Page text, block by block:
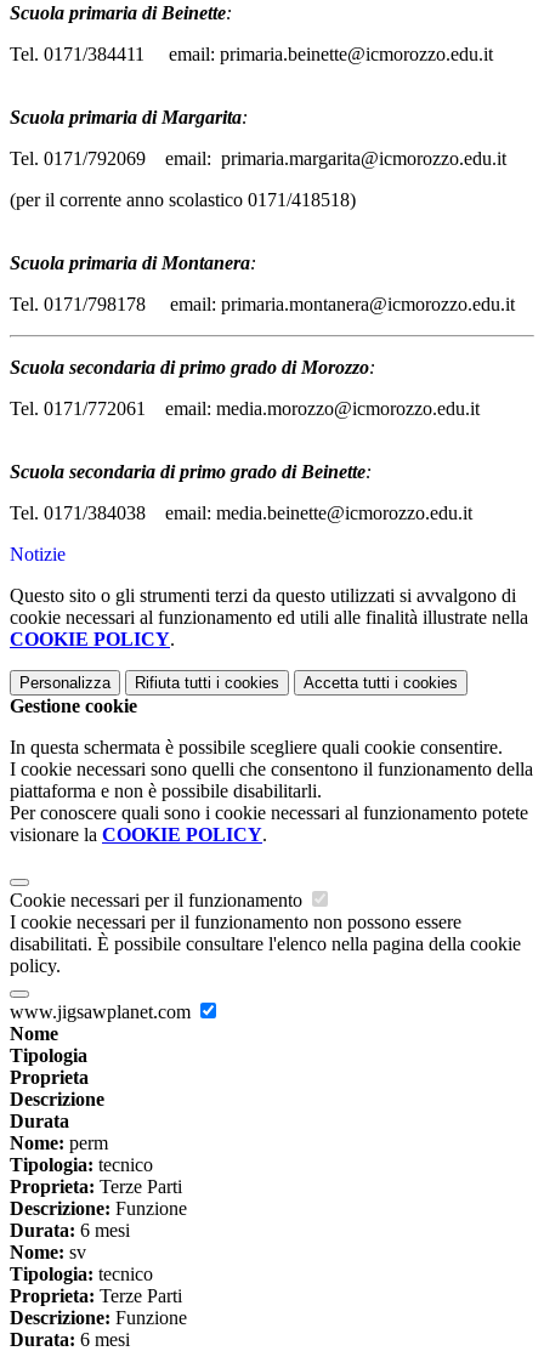
Scuola primaria di Beinette:
Tel. 0171/384411 email: primaria.beinette@icmorozzo.edu.it
Scuola primaria di Margarita:
Tel. 0171/792069 email: primaria.margarita@icmorozzo.edu.it
(per il corrente anno scolastico 0171/418518)
Scuola primaria di Montanera:
Tel. 0171/798178 email: primaria.montanera@icmorozzo.edu.it
Scuola secondaria di primo grado di Morozzo:
Tel. 0171/772061 email: media.morozzo@icmorozzo.edu.it
Scuola secondaria di primo grado di Beinette:
Tel. 0171/384038 email: media.beinette@icmorozzo.edu.it
Notizie
Questo sito o gli strumenti terzi da questo utilizzati si avvalgono di
cookie necessari al funzionamento ed utili alle finalità illustrate nella
COOKIE POLICY.
Personalizza Rifiuta tutti i cookies Accetta tutti i cookies
Gestione cookie
In questa schermata è possibile scegliere quali cookie consentire.
I cookie necessari sono quelli che consentono il funzionamento della
piattaforma e non è possibile disabilitarli.
Per conoscere quali sono i cookie necessari al funzionamento potete
visionare la COOKIE POLICY.
Cookie necessari per il funzionamento
I cookie necessari per il funzionamento non possono essere
disabilitati. È possibile consultare l'elenco nella pagina della cookie
policy.
www.jigsawplanet.com
Nome
Tipologia
Proprieta
Descrizione
Durata
Nome: perm
Tipologia: tecnico
Proprieta: Terze Parti
Descrizione: Funzione
Durata: 6 mesi
Nome: sv
Tipologia: tecnico
Proprieta: Terze Parti
Descrizione: Funzione
Durata: 6 mesi